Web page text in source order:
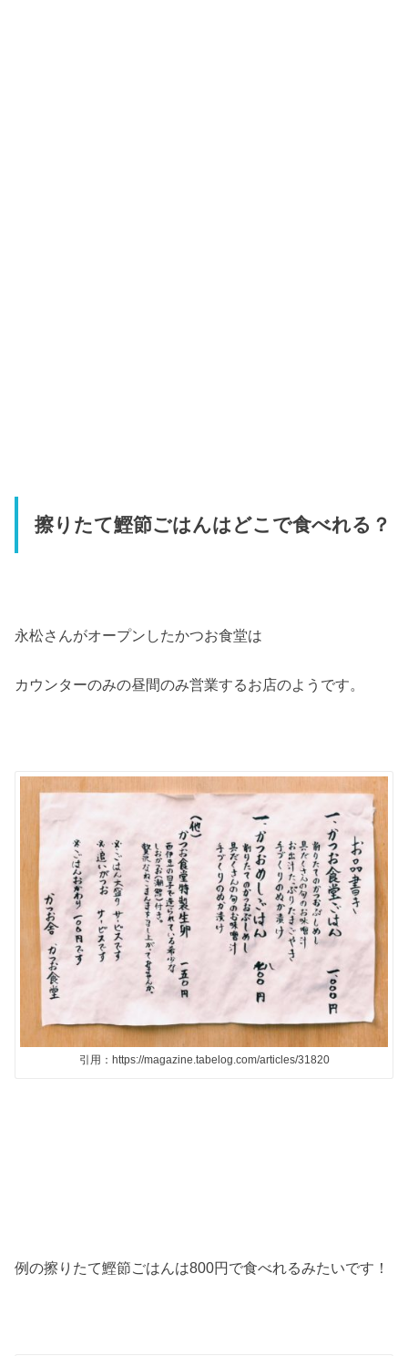
擦りたて鰹節ごはんはどこで食べれる？
永松さんがオープンしたかつお食堂は
カウンターのみの昼間のみ営業するお店のようです。
引用：https://magazine.tabelog.com/articles/31820
例の擦りたて鰹節ごはんは800円で食べれるみたいです！